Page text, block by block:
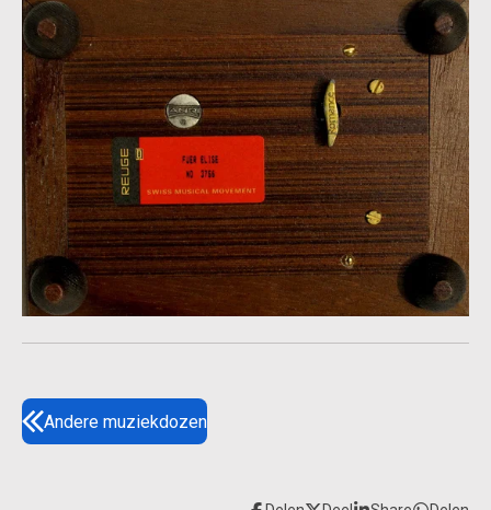
Andere muziekdozen